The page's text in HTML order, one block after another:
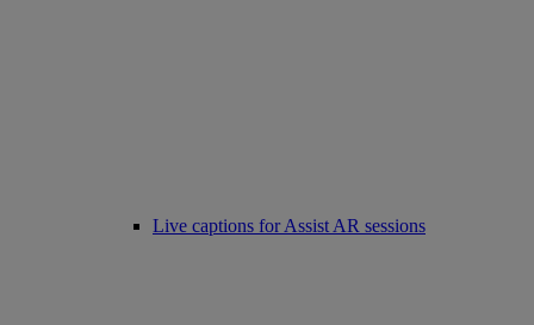
Live captions for Assist AR sessions